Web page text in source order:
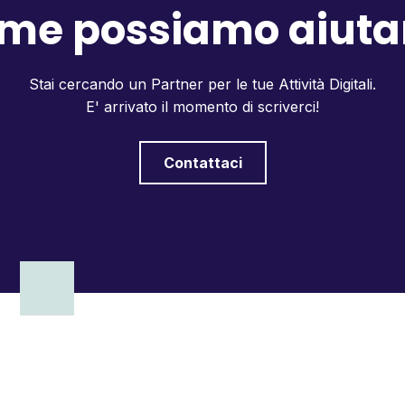
possiamo
Stai cercando un Partner per le tue Attività Digitali.
E' arrivato il momento di scriverci!
Contattaci